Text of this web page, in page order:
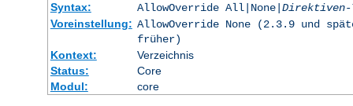
Syntax:
AllowOverride All|None| Direktiven-
Voreinstellung: AllowOverride None (2.3.9 und
früher)
Kontext:
Verzeichnis
Status:
Core
Modul:
core